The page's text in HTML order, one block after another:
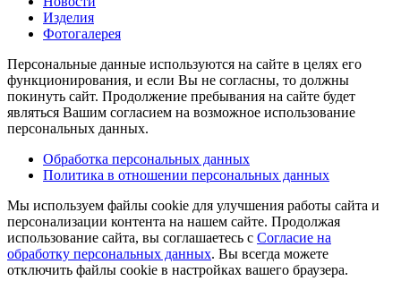
Изделия
Фотогалерея
Персональные данные используются на сайте в целях его
функционирования, и если Вы не согласны, то должны
покинуть сайт. Продолжение пребывания на сайте будет
являться Вашим согласием на возможное использование
персональных данных.
Обработка персональных данных
Политика в отношении персональных данных
Мы используем файлы cookie для улучшения работы сайта и
персонализации контента на нашем сайте. Продолжая
использование сайта, вы соглашаетесь с Согласие на
обработку персональных данных. Вы всегда можете
отключить файлы cookie в настройках вашего браузера.